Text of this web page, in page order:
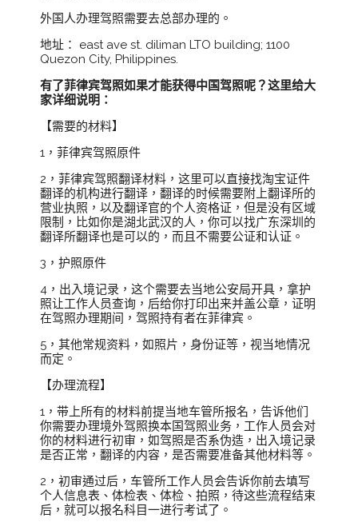
外国人办理驾照需要去总部办理的。
地址： east ave st. diliman LTO building; 1100
Quezon City, Philippines.
有了菲律宾驾照如果才能获得中国驾照呢？这里给大
家详细说明：
【需要的材料】
1，菲律宾驾照原件
2，菲律宾驾照翻译材料，这里可以直接找淘宝证件
翻译的机构进行翻译，翻译的时候需要附上翻译所的
营业执照，以及翻译官的个人资格证，但是没有区域
限制，比如你是湖北武汉的人，你可以找广东深圳的
翻译所翻译也是可以的，而且不需要公证和认证。
3，护照原件
4，出入境记录，这个需要去当地公安局开具，拿护
照让工作人员查询，后给你打印出来并盖公章，证明
在驾照办理期间，驾照持有者在菲律宾。
5，其他常规资料，如照片，身份证等，视当地情况
而定。
【办理流程】
1，带上所有的材料前提当地车管所报名，告诉他们
你需要办理境外驾照换本国驾照业务，工作人员会对
你的材料进行初审，如驾照是否系伪造，出入境记录
是否正常，翻译的内容，是否需要准备其他材料等。
2，初审通过后，车管所工作人员会告诉你前去填写
个人信息表、体检表、体检、拍照，待这些流程结束
后，就可以报名科目一进行考试了。